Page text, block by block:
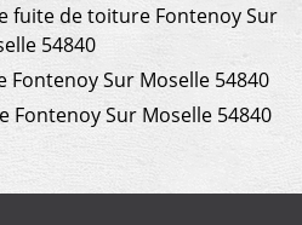
fuite de toiture Fontenoy Sur
54840
Sur Moselle 54840
Fontenoy Sur Moselle 54840